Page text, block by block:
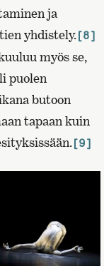
ja
yhdistely.[8]
myös se,
puolen
butoon
tapaan kuin
[9]